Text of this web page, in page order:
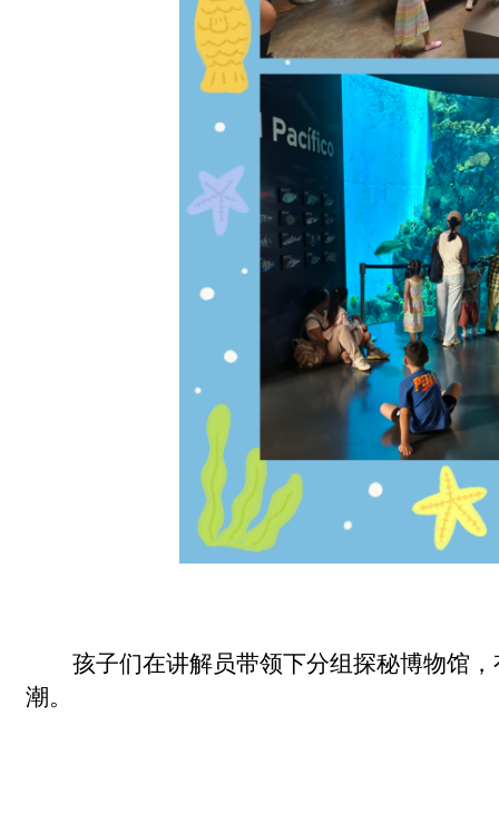
孩子们在讲解员带领下分组探秘博物馆
潮。